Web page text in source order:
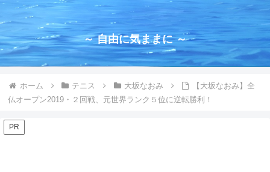
～ 自由に気ままに ～
ホーム テニス 大坂なおみ
【大坂なおみ】全
仏オープン2019・２回戦、元世界ランク５位に逆転勝利！
PR